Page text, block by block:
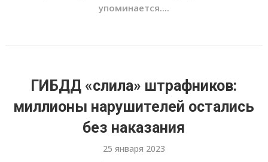
упоминается....
ГИБДД «слила» штрафников:
миллионы нарушителей остались
без наказания
25 января 2023